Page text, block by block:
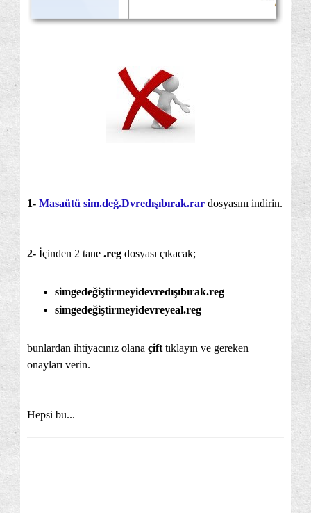
1- Masaütü sim.değ.Dvredışıbırak.rar dosyasını indirin.
2- İçinden 2 tane .reg dosyası çıkacak;
simgedeğiştirmeyidevredışıbırak.reg
simgedeğiştirmeyidevreyeal.reg
bunlardan ihtiyacınız olana çift tıklayın ve gereken
onayları verin.
Hepsi bu...